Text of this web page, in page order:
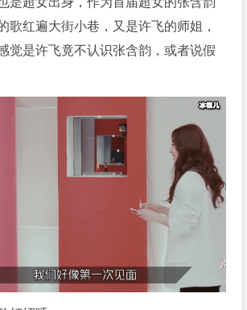
歌红遍大街小巷，又是许飞的师姐，
觉是许飞竟不认识张含韵，或者说假